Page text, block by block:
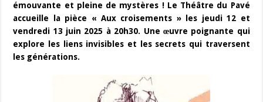
émouvante et pleine de mystères ! Le Théâtre du Pavé
accueille la pièce « Aux croisements » les jeudi 12 et
vendredi 13 juin 2025 à 20h30. Une œuvre poignante qui
explore les liens invisibles et les secrets qui traversent
les générations.